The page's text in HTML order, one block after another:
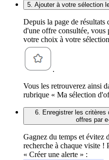
5. Ajouter à votre sélection
Depuis la page de résultats
d'une offre consultée, vous
votre choix à votre
.
Vous les retrouverez ainsi
rubrique « Ma sélection
6. Enregistrer les critères
offres par
Gagnez du temps et évitez
recherche à chaque visite !
« Créer une alerte » :